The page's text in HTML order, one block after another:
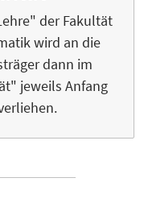
der Fakultät
wird an die
dann im
jeweils Anfang